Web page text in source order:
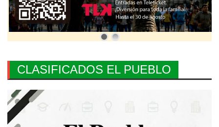
CLASIFICADOS EL PUEBLO